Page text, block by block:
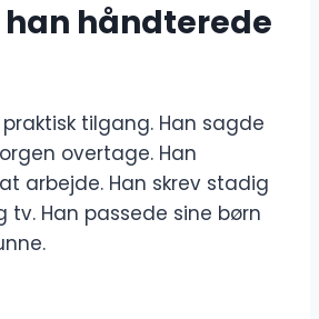
håndterede
tilgang. Han sagde
overtage. Han
arbejde. Han skrev stadig
tv. Han passede sine børn